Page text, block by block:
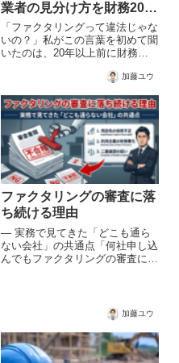
業者の見分け方を財務20年
のプロが解説
「ファクタリングって違法じゃな
いの？」私がこの言葉を初めて聞
いたのは、20年以上前に財務担
支援していた頃のことです。当時
への不信感は根強く、「怪しい業
者に騙された」という話を何度
も...
加藤ユウ
ファクタリングの審査に落
ち続ける理由
― 実務で見てきた「どこも通ら
ない会社」の共通点「何社申し込
んでもファクタリングの審査に通
ない状態が続いている」こうした
悩みを抱えている方は、決して
少...
加藤ユウ